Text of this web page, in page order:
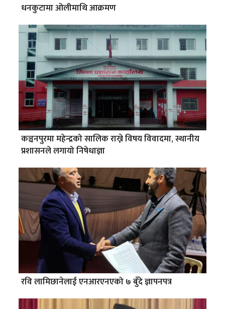
धनकुटामा ओलीमाथि आक्रमण
कञ्चनपुरमा महेन्द्रको सालिक राख्ने विषय विवादमा, स्थानीय
प्रशासनले लगायो निषेधाज्ञा
रवि लामिछानेलाई एनआरएनएको ७ बुँदे ज्ञापनपत्र